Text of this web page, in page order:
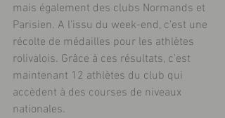
mais également des clubs Normands et
Parisien. A l’issu du week-end, c’est une
récolte de médailles pour les athlètes
rolivalois. Grâce à ces résultats, c’est
maintenant 12 athlètes du club qui
accèdent à des courses de niveaux
nationales.